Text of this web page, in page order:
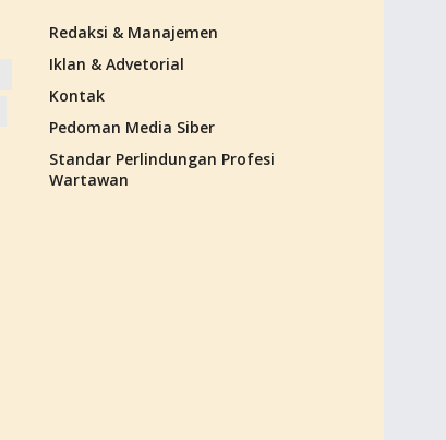
Redaksi & Manajemen
Iklan & Advetorial
Kontak
Pedoman Media Siber
Standar Perlindungan Profesi
Wartawan